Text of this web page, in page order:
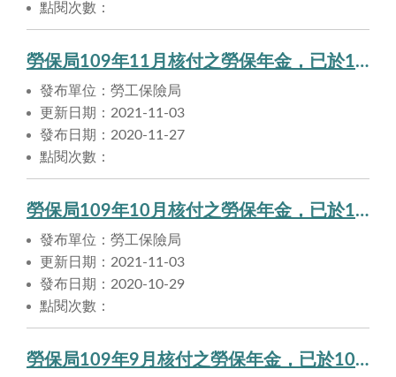
點閱次數：
勞保局109年11月核付之勞保年金，已於109年11月27日匯入申請人帳戶。
發布單位：勞工保險局
更新日期：2021-11-03
發布日期：2020-11-27
點閱次數：
勞保局109年10月核付之勞保年金，已於109年10月29日匯入申請人帳戶。
發布單位：勞工保險局
更新日期：2021-11-03
發布日期：2020-10-29
點閱次數：
勞保局109年9月核付之勞保年金，已於109年9月29日匯入申請人帳戶。